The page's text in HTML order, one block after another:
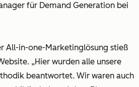
für Demand Generation bei
All-in-one-Marketinglösung stieß
„Hier wurden alle unsere
beantwortet. Wir waren auch